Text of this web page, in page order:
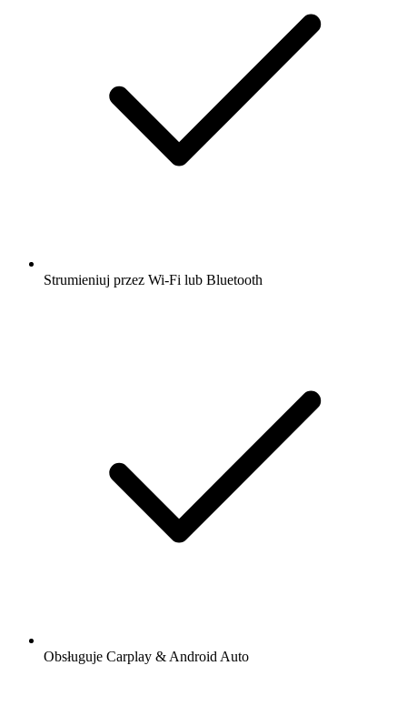
Strumieniuj przez Wi-Fi lub Bluetooth
Obsługuje Carplay & Android Auto